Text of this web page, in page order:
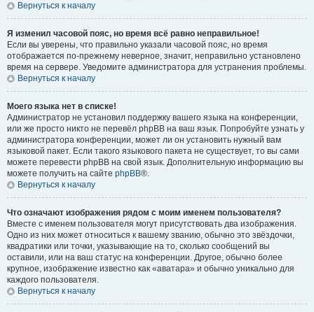
Вернуться к началу
Я изменил часовой пояс, но время всё равно неправильное!
Если вы уверены, что правильно указали часовой пояс, но время
отображается по-прежнему неверное, значит, неправильно установлено
время на сервере. Уведомите администратора для устранения проблемы.
Вернуться к началу
Моего языка нет в списке!
Администратор не установил поддержку вашего языка на конференции,
или же просто никто не перевёл phpBB на ваш язык. Попробуйте узнать у
администратора конференции, может ли он установить нужный вам
языковой пакет. Если такого языкового пакета не существует, то вы сами
можете перевести phpBB на свой язык. Дополнительную информацию вы
можете получить на сайте phpBB®.
Вернуться к началу
Что означают изображения рядом с моим именем пользователя?
Вместе с именем пользователя могут присутствовать два изображения.
Одно из них может относиться к вашему званию, обычно это звёздочки,
квадратики или точки, указывающие на то, сколько сообщений вы
оставили, или на ваш статус на конференции. Другое, обычно более
крупное, изображение известно как «аватара» и обычно уникально для
каждого пользователя.
Вернуться к началу